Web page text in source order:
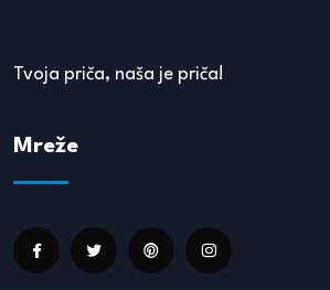
Tvoja priča, naša je priča!
Mreže